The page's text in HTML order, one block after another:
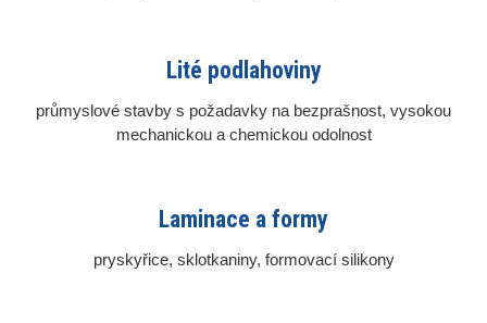
Lité podlahoviny
průmyslové stavby s požadavky na bezprašnost, vysokou
mechanickou a chemickou odolnost
Laminace a formy
pryskyřice, sklotkaniny, formovací silikony